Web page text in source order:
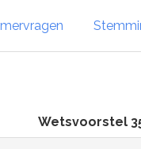
Wetsvoorstel